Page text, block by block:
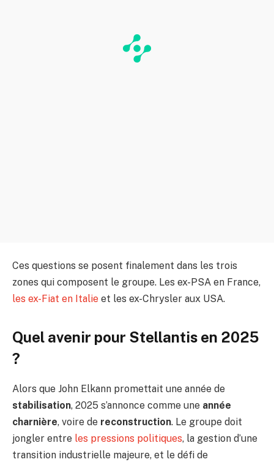
Ces questions se posent finalement dans les trois
zones qui composent le groupe. Les ex-PSA en France,
les ex-Fiat en Italie et les ex-Chrysler aux USA.
Quel avenir pour Stellantis en 2025
?
Alors que John Elkann promettait une année de
stabilisation, 2025 s’annonce comme une année
charnière, voire de reconstruction. Le groupe doit
jongler entre les pressions politiques, la gestion d’une
transition industrielle majeure, et le défi de